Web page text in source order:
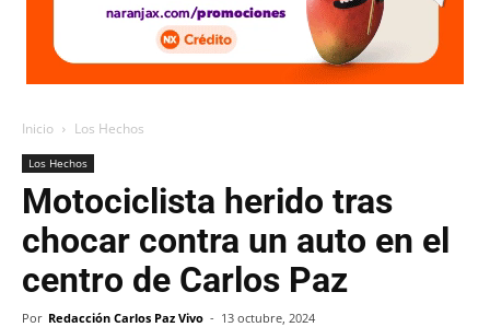
Inicio Los Hechos
Los Hechos
Motociclista herido tras
chocar contra un auto en el
centro de Carlos Paz
Por Redacción Carlos Paz Vivo - 13 octubre, 2024